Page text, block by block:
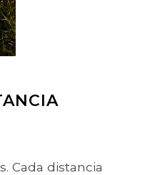
Cada distancia